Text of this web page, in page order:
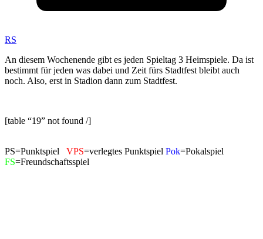
RS
An diesem Wochenende gibt es jeden Spieltag 3 Heimspiele. Da ist
bestimmt für jeden was dabei und Zeit fürs Stadtfest bleibt auch
noch. Also, erst in Stadion dann zum Stadtfest.
[table “19” not found /]
PS=Punktspiel VPS=verlegtes Punktspiel Pok=Pokalspiel
FS=Freundschaftsspiel